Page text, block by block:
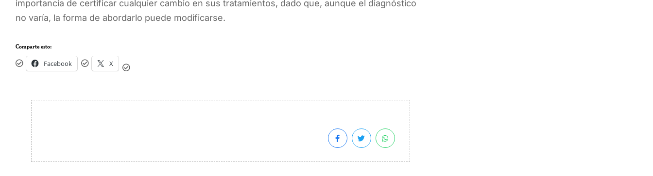
importancia de certificar cualquier cambio en sus tratamientos, dado que, aunque el diagnóstico
no varía, la forma de abordarlo puede modificarse.
Comparte esto:
Facebook X